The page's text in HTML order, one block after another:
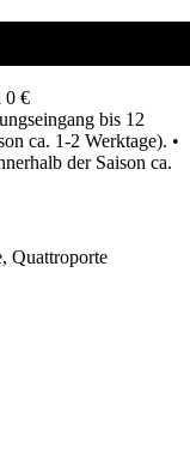
0 €
bis 12
ca. 1-2 Werktage). •
der Saison ca.
Quattroporte